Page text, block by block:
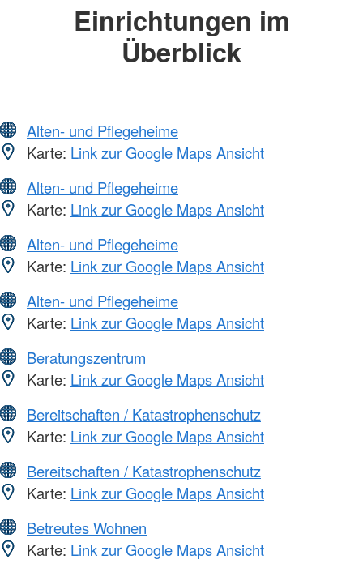
Einrichtungen im
Überblick
Alten- und Pflegeheime
Karte: Link zur Google Maps Ansicht
Alten- und Pflegeheime
Karte: Link zur Google Maps Ansicht
Alten- und Pflegeheime
Karte: Link zur Google Maps Ansicht
Alten- und Pflegeheime
Karte: Link zur Google Maps Ansicht
Beratungszentrum
Karte: Link zur Google Maps Ansicht
Bereitschaften / Katastrophenschutz
Karte: Link zur Google Maps Ansicht
Bereitschaften / Katastrophenschutz
Karte: Link zur Google Maps Ansicht
Betreutes Wohnen
Karte: Link zur Google Maps Ansicht